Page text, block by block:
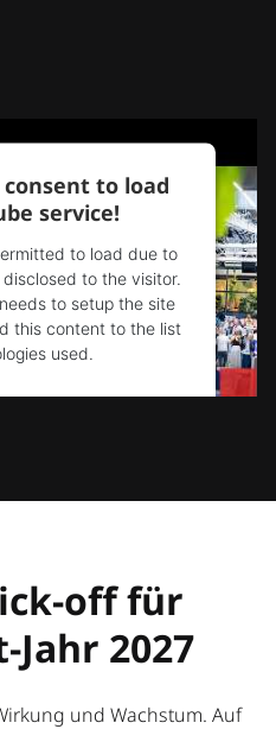
to load
service!
to load due to
to the visitor.
to setup the site
this content to the list
used.
Consent
off für
2027
und Wachstum. Auf